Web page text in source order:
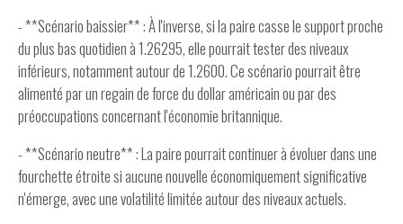
- **Scénario baissier** : À l'inverse, si la paire casse le support proche
du plus bas quotidien à 1.26295, elle pourrait tester des niveaux
inférieurs, notamment autour de 1.2600. Ce scénario pourrait être
alimenté par un regain de force du dollar américain ou par des
préoccupations concernant l'économie britannique.
- **Scénario neutre** : La paire pourrait continuer à évoluer dans une
fourchette étroite si aucune nouvelle économiquement significative
n'émerge, avec une volatilité limitée autour des niveaux actuels.